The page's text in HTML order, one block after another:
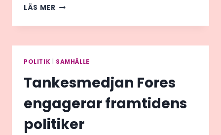
LÄS MERGUIDAD
AV
POLITIK SAMHÄLLE
Tankesmedjan Fores
engagerar framtidens
politiker